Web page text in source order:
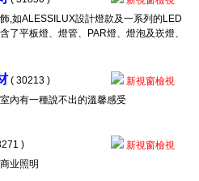
,如ALESSILUX設計燈款及一系列的LED
了平板燈、燈管、PAR燈、燈泡及崁燈、
( 30213 )
新視窗檢視
內有一種說不出的溫馨感受
)
新視窗檢視
业照明